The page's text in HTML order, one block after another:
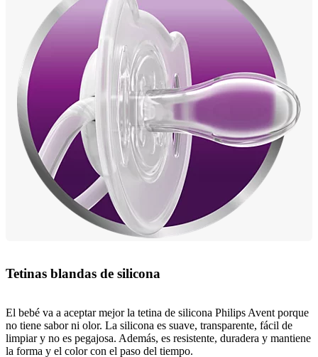
Tetinas blandas de silicona
El bebé va a aceptar mejor la tetina de silicona Philips Avent porque
no tiene sabor ni olor. La silicona es suave, transparente, fácil de
limpiar y no es pegajosa. Además, es resistente, duradera y mantiene
la forma y el color con el paso del tiempo.